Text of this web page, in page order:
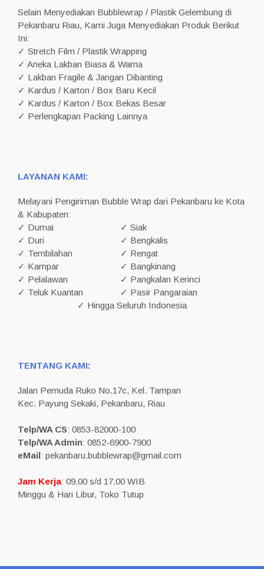
Selain Menyediakan Bubblewrap / Plastik Gelembung di
Pekanbaru Riau, Kami Juga Menyediakan Produk Berikut
Ini:
✓ Stretch Film / Plastik Wrapping
✓ Aneka Lakban Biasa & Warna
✓ Lakban Fragile & Jangan Dibanting
✓ Kardus / Karton / Box Baru Kecil
✓ Kardus / Karton / Box Bekas Besar
✓ Perlengkapan Packing Lainnya
LAYANAN KAMI:
Melayani Pengiriman Bubble Wrap dari Pekanbaru ke Kota
& Kabupaten:
✓ Dumai
✓ Siak
✓ Duri
✓ Bengkalis
✓ Tembilahan
✓ Rengat
✓ Kampar
✓ Bangkinang
✓ Pelalawan
✓ Pangkalan Kerinci
✓ Teluk Kuantan
✓ Pasir Pangaraian
✓ Hingga Seluruh Indonesia
TENTANG KAMI:
Jalan Pemuda Ruko No.17c, Kel. Tampan
Kec. Payung Sekaki, Pekanbaru, Riau
Telp/WA CS: 0853-82000-100
Telp/WA Admin: 0852-6900-7900
eMail: pekanbaru.bubblewrap@gmail.com
Jam Kerja: 09.00 s/d 17.00 WIB
Minggu & Hari Libur, Toko Tutup